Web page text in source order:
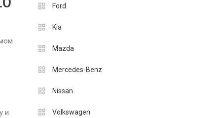
и
Ford
Kia
Mazda
Mercedes-Benz
Nissan
Volkswagen